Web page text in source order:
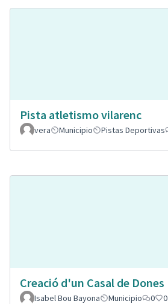
Pista atletismo vilarenc
vera
Municipio Pistas Deportivas
Creació d'un Casal de Dones
Isabel Bou Bayona
Municipio 0 0